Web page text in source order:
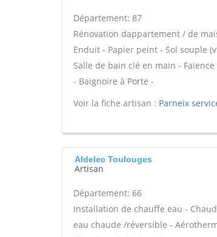
Département: 87
Rénovation dappartement / de
Enduit - Papier peint - Sol souple
Salle de bain clé en main -
- Baignoire à Porte -
Voir la fiche artisan : Parneix
Aldelec Toulouges
Artisan
Département: 66
Installation de chauffe eau -
eau chaude /réversible -